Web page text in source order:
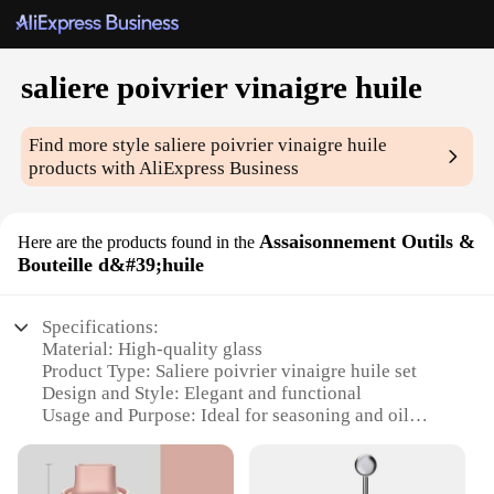
saliere poivrier vinaigre huile
Find more stylesaliere poivrier vinaigre huile
products with AliExpress Business
Here are the products found in the Assaisonnement Outils &
Bouteille d&#39;huile
Specifications:
Material: High-quality glass
Product Type: Saliere poivrier vinaigre huile set
Design and Style: Elegant and functional
Usage and Purpose: Ideal for seasoning and oil
Typical Adaptive Scenario: Kitchen, dining, and
culinary settings